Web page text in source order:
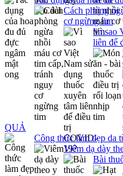
Cách phòng
cơ ngừng tim
Vì sao
liên để
QUẢ
Công thức làm đẹp da
Viêm dạ dày
Bài